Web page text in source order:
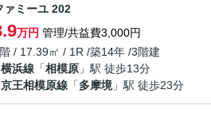
ァミーユ 202
万円 管理/共益費3,000円
/ 17.39㎡ / 1R /築14年 /3階建
横浜線 「相模原 」駅 徒歩13分
京王相模原線 「多摩境」駅 徒歩23分